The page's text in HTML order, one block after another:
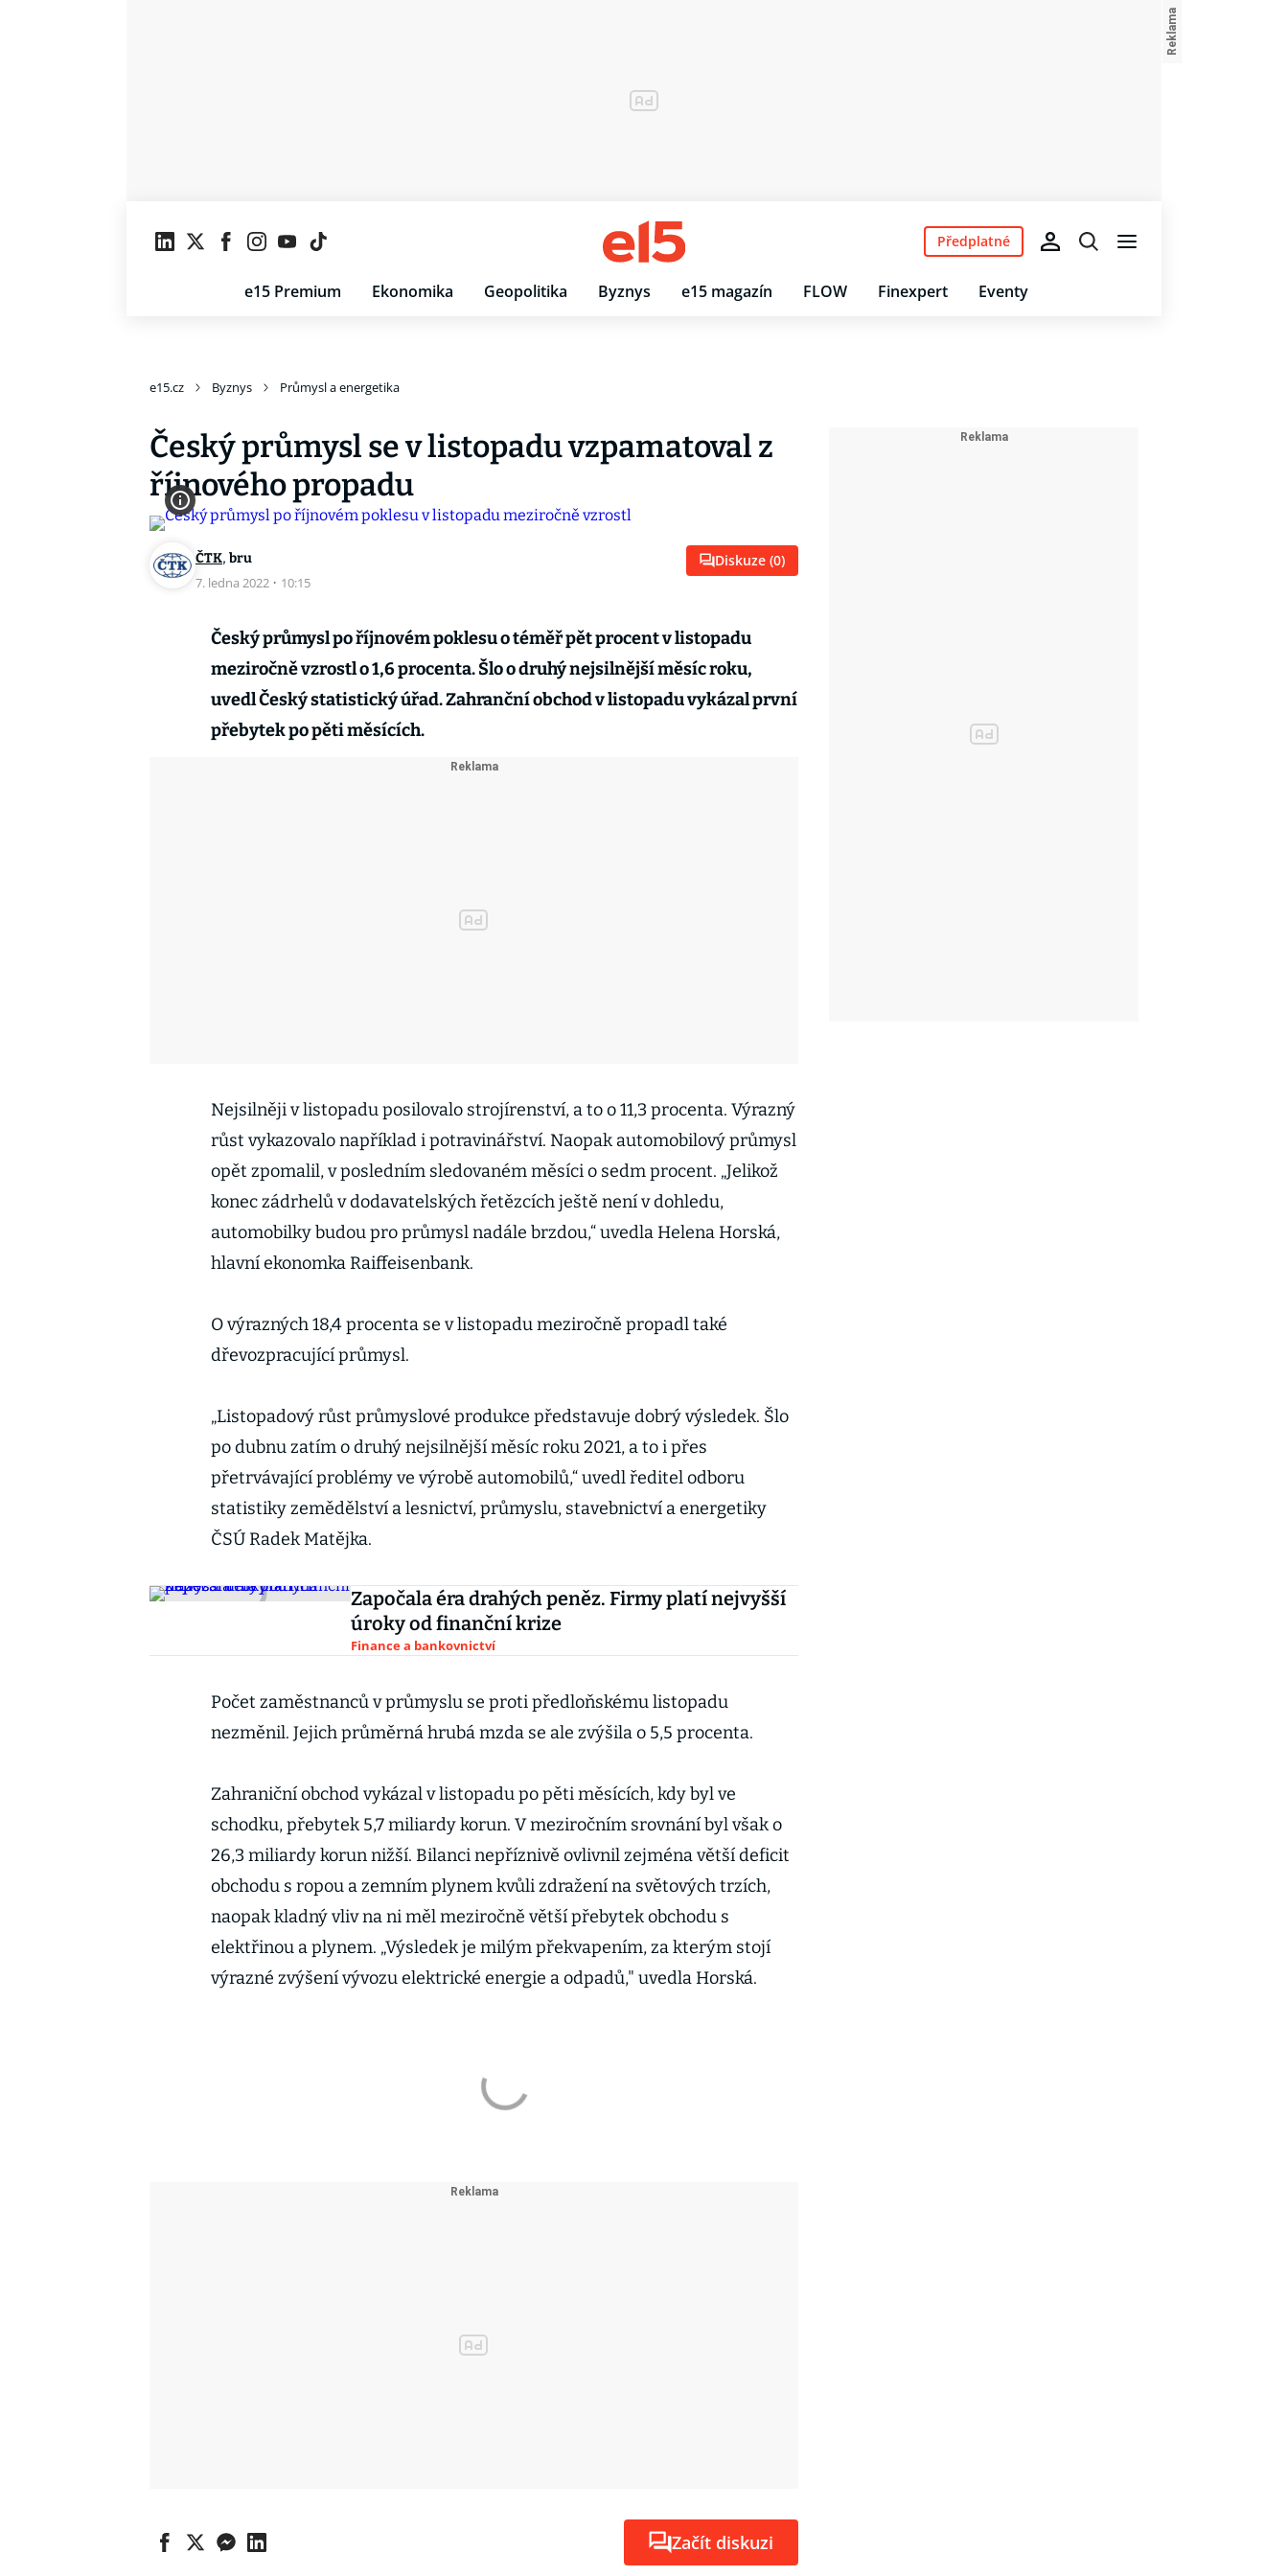
e15 Premium Ekonomika Geopolitika Byznys e15 magazín FLOW Finexpert Eventy
Předplatné
e15.cz Byznys Průmysl a energetika
Český průmysl se v listopadu vzpamatoval z
říjnového propadu
ČTK, bru
7. ledna 2022 · 10:15
Diskuze (0)
Český průmysl po říjnovém poklesu o téměř pět procent v listopadu
meziročně vzrostl o 1,6 procenta. Šlo o druhý nejsilnější měsíc roku,
uvedl Český statistický úřad. Zahranční obchod v listopadu vykázal první
přebytek po pěti měsících.
Nejsilněji v listopadu posilovalo strojírenství, a to o 11,3 procenta. Výrazný
růst vykazovalo například i potravinářství. Naopak automobilový průmysl
opět zpomalil, v posledním sledovaném měsíci o sedm procent. „Jelikož
konec zádrhelů v dodavatelských řetězcích ještě není v dohledu,
automobilky budou pro průmysl nadále brzdou,“ uvedla Helena Horská,
hlavní ekonomka Raiffeisenbank.
O výrazných 18,4 procenta se v listopadu meziročně propadl také
dřevozpracující průmysl.
„Listopadový růst průmyslové produkce představuje dobrý výsledek. Šlo
po dubnu zatím o druhý nejsilnější měsíc roku 2021, a to i přes
přetrvávající problémy ve výrobě automobilů,“ uvedl ředitel odboru
statistiky zemědělství a lesnictví, průmyslu, stavebnictví a energetiky
ČSÚ Radek Matějka.
Započala éra drahých peněz. Firmy platí nejvyšší
úroky od finanční krize
Finance a bankovnictví
Počet zaměstnanců v průmyslu se proti předloňskému listopadu
nezměnil. Jejich průměrná hrubá mzda se ale zvýšila o 5,5 procenta.
Zahraniční obchod vykázal v listopadu po pěti měsících, kdy byl ve
schodku, přebytek 5,7 miliardy korun. V meziročním srovnání byl však o
26,3 miliardy korun nižší. Bilanci nepříznivě ovlivnil zejména větší deficit
obchodu s ropou a zemním plynem kvůli zdražení na světových trzích,
naopak kladný vliv na ni měl meziročně větší přebytek obchodu s
elektřinou a plynem. „Výsledek je milým překvapením, za kterým stojí
výrazné zvýšení vývozu elektrické energie a odpadů," uvedla Horská.
Začít diskuzi